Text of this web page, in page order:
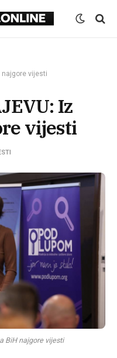
najgore vijesti
Iz
vijesti
a BiH najgore vijesti